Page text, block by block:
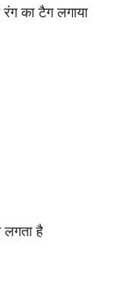
का टैग लगाया
लगता है